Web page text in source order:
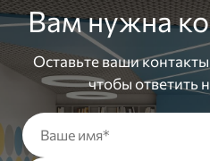
Вам нужна
Оставьте ваши
чтобы ответить